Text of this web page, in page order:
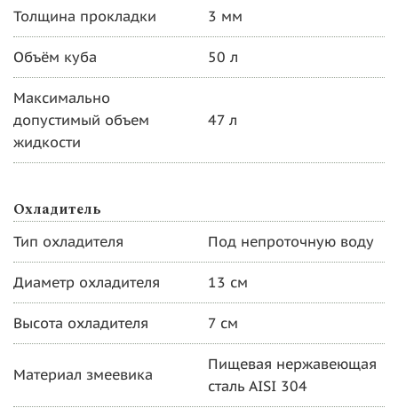
Толщина прокладки 3 мм
Объём куба 50 л
Максимально
допустимый объем
жидкости
47 л
Охладитель
Тип охладителя Под непроточную воду
Диаметр охладителя 13 см
Высота охладителя 7 см
Материал змеевика
Пищевая нержавеющая
сталь AISI 304